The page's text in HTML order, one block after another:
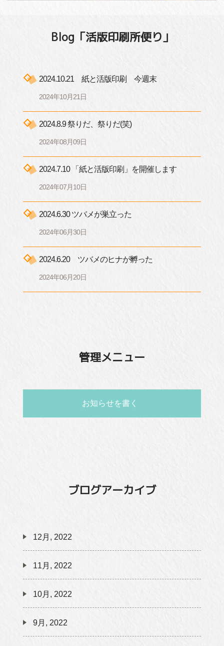
Blog「活版印刷所便り」
2024.10.21 紙と活版印刷 今週末
2024年10月21日
2024.8.9 祭りだ、祭りだ(笑)
2024年08月09日
2024.7.10 「紙と活版印刷」を開催します
2024年07月10日
2024.6.30 ツバメが巣立った
2024年06月30日
2024.6.20 ツバメのヒナが孵った
2024年06月20日
管理メニュー
お知らせを書く
ブログアーカイブ
12月, 2022
11月, 2022
10月, 2022
9月, 2022